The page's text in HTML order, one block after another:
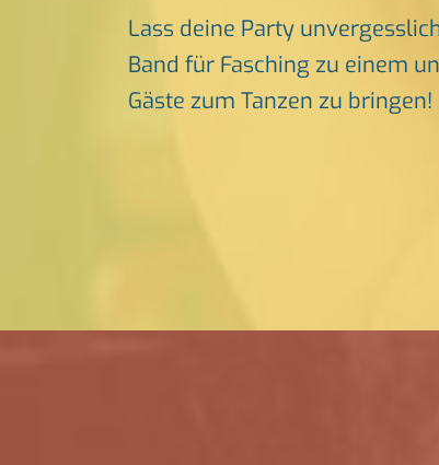
Lass deine Party
Band für Fasching zu einem
Gäste zum Tanzen zu bringen!